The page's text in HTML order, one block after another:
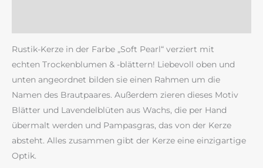
Rustik-Kerze in der Farbe „Soft Pearl“ verziert mit
echten Trockenblumen & -blättern! Liebevoll oben und
unten angeordnet bilden sie einen Rahmen um die
Namen des Brautpaares. Außerdem zieren dieses Motiv
Blätter und Lavendelblüten aus Wachs, die per Hand
übermalt werden und Pampasgras, das von der Kerze
absteht. Alles zusammen gibt der Kerze eine einzigartige
Optik.